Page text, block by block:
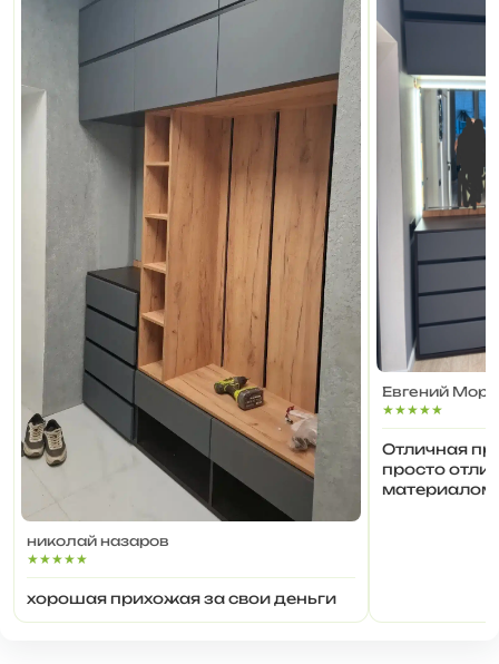
николай назаров
★★★★★
хорошая прихожая за свои деньги
Евгений
★★★★★
Отличная
просто
материалом